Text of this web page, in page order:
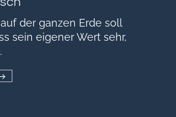
der ganzen Erde soll
sein eigener Wert sehr,